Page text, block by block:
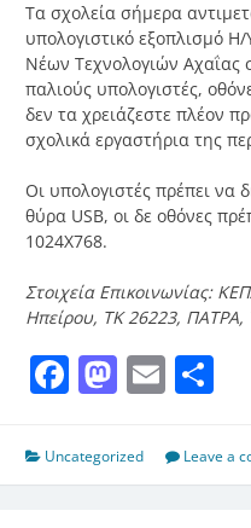
Τα σχολεία σήμερα
υπολογιστικό εξοπλισμό
Νέων Τεχνολογιών Αχαΐας
παλιούς υπολογιστές,
δεν τα χρειάζεστε πλέον
σχολικά εργαστήρια της
Οι υπολογιστές πρέπει να
θύρα USB, οι δε οθόνες
1024Χ768​.
Στοιχεία Επικοινωνίας:
Ηπείρου, ΤΚ 26223, ΠΑΤΡΑ,
Facebook
Email
Uncategorized Leave a